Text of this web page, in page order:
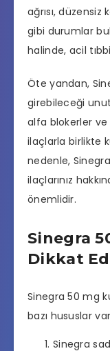
ağrısı, düzensiz
gibi durumlar
halinde, acil
Öte yandan,
girebileceği
alfa blokerler ve
ilaçlarla birlikte
nedenle,
ilaçlarınız
önemlidir.
Sinegra
Dikkat
Sinegra 50 mg
bazı hususlar
Sinegra